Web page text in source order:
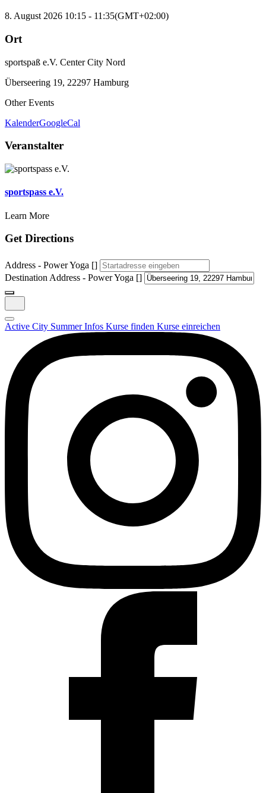
8. August 2026 10:15 - 11:35(GMT+02:00)
Ort
sportspaß e.V. Center City Nord
Überseering 19, 22297 Hamburg
Other Events
KalenderGoogleCal
Veranstalter
sportspass e.V.
Learn More
Get Directions
Address - Power Yoga []
Destination Address - Power Yoga []
Active City SummerInfos Kurse finden Kurse einreichen